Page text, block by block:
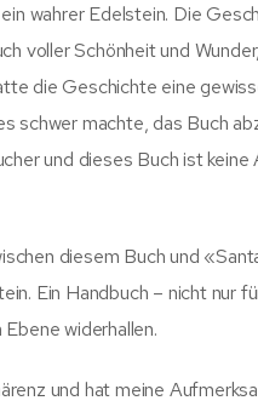
wahrer Edelstein. Die
voller Schönheit und
die Geschichte eine
schwer machte, das Buch
und dieses Buch ist
diesem Buch und
Ein Handbuch – nicht nur
widerhallen.
und hat meine